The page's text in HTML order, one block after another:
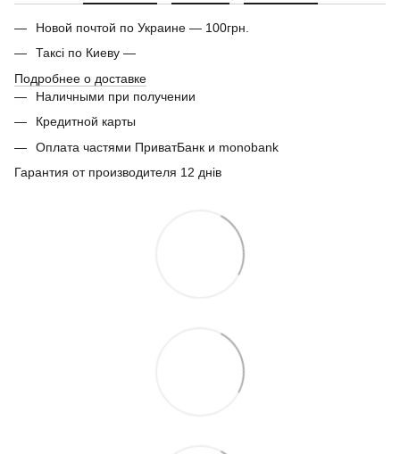
Новой почтой по Украине — 100грн.
Таксі по Киеву —
Подробнее о доставке
Наличными при получении
Кредитной карты
Оплата частями ПриватБанк и monobank
Гарантия от производителя 12 днів